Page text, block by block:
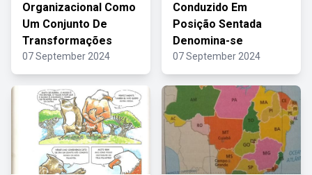
Organizacional Como
Um Conjunto De
Transformações
07 September 2024
Conduzido Em
Posição Sentada
Denomina-se
07 September 2024